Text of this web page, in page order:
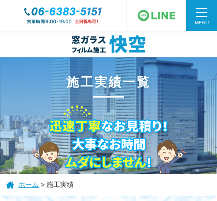
MENU
HOME
施工実績一覧
ホーム > 施工実績